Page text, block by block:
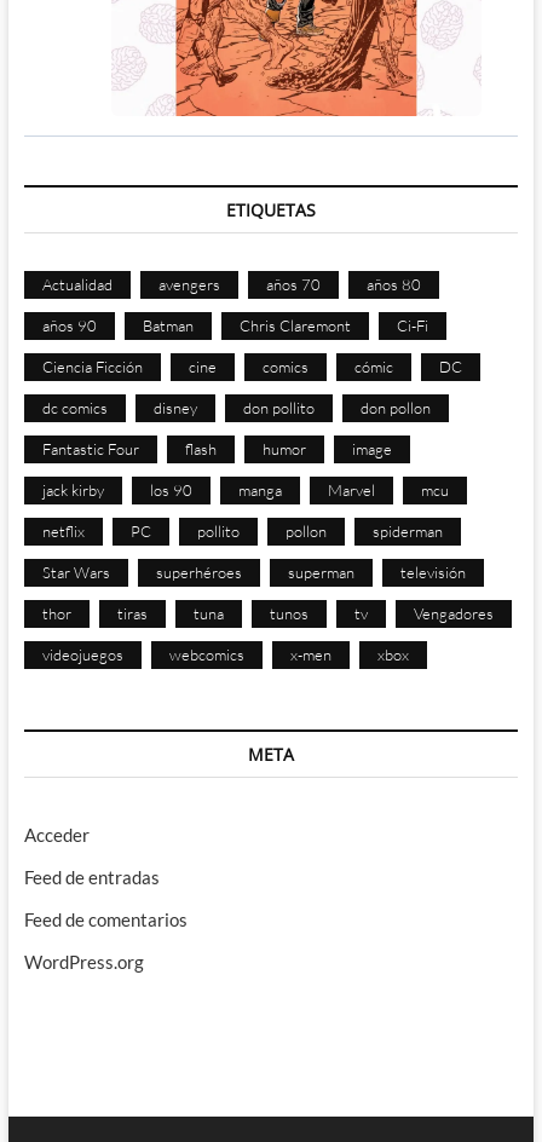
ETIQUETAS
Actualidad avengers años 70 años 80
años 90 Batman Chris Claremont Ci-Fi
Ciencia Ficción cine comics cómic DC
dc comics disney don pollito don pollon
Fantastic Four flash humor image
jack kirby los 90 manga Marvel mcu
netflix PC pollito pollon spiderman
Star Wars superhéroes superman televisión
thor tiras tuna tunos tv Vengadores
videojuegos webcomics x-men xbox
META
Acceder
Feed de entradas
Feed de comentarios
WordPress.org